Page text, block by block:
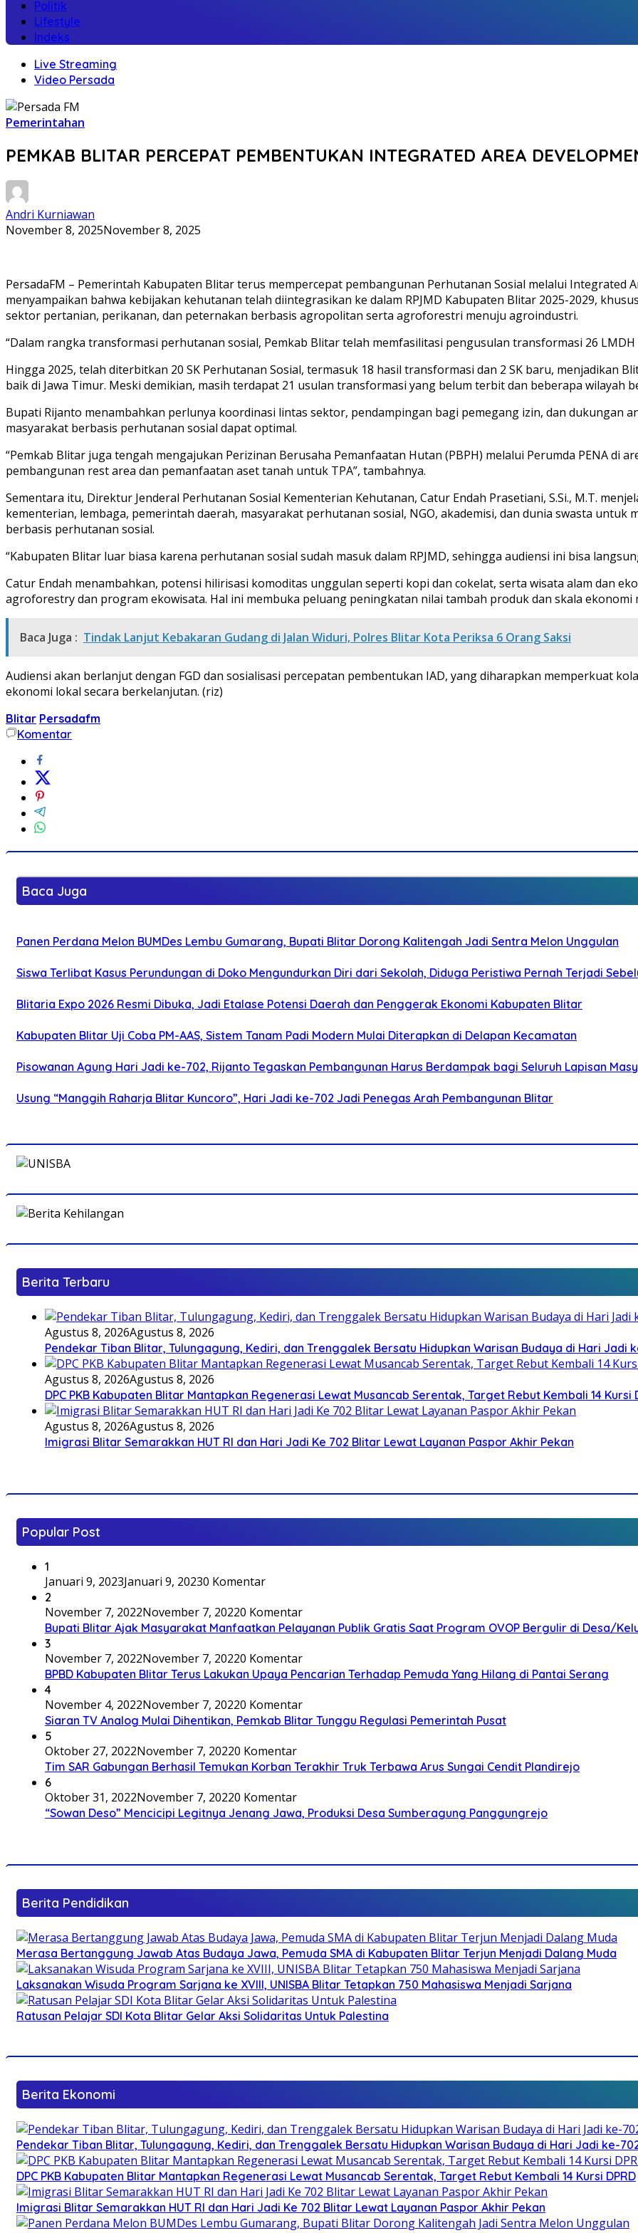
Politik
Lifestyle
Indeks
Live Streaming
Video Persada
Pemerintahan
PEMKAB BLITAR PERCEPAT PEMBENTUKAN INTEGRATED AREA
Andri Kurniawan
November 8, 2025November 8, 2025
PersadaFM – Pemerintah Kabupaten Blitar terus mempercepat pembangunan Perhutanan Sosial melalui Integrated
menyampaikan bahwa kebijakan kehutanan telah diintegrasikan ke dalam RPJMD Kabupaten Blitar 2025-2029,
sektor pertanian, perikanan, dan peternakan berbasis agropolitan serta agroforestri menuju agroindustri.
“Dalam rangka transformasi perhutanan sosial, Pemkab Blitar telah memfasilitasi pengusulan transformasi 26 LMDH
Hingga 2025, telah diterbitkan 20 SK Perhutanan Sosial, termasuk 18 hasil transformasi dan 2 SK baru, menjadikan
baik di Jawa Timur. Meski demikian, masih terdapat 21 usulan transformasi yang belum terbit dan beberapa wilayah
Bupati Rijanto menambahkan perlunya koordinasi lintas sektor, pendampingan bagi pemegang izin, dan dukungan
masyarakat berbasis perhutanan sosial dapat optimal.
“Pemkab Blitar juga tengah mengajukan Perizinan Berusaha Pemanfaatan Hutan (PBPH) melalui Perumda PENA di
pembangunan rest area dan pemanfaatan aset tanah untuk TPA”, tambahnya.
Sementara itu, Direktur Jenderal Perhutanan Sosial Kementerian Kehutanan, Catur Endah Prasetiani, S.Si., M.T.
kementerian, lembaga, pemerintah daerah, masyarakat perhutanan sosial, NGO, akademisi, dan dunia swasta
berbasis perhutanan sosial.
“Kabupaten Blitar luar biasa karena perhutanan sosial sudah masuk dalam RPJMD, sehingga audiensi ini bisa
Catur Endah menambahkan, potensi hilirisasi komoditas unggulan seperti kopi dan cokelat, serta wisata alam dan
agroforestry dan program ekowisata. Hal ini membuka peluang peningkatan nilai tambah produk dan skala
Baca Juga : Tindak Lanjut Kebakaran Gudang di Jalan Widuri, Polres Blitar Kota Periksa 6 Orang Saksi
Audiensi akan berlanjut dengan FGD dan sosialisasi percepatan pembentukan IAD, yang diharapkan memperkuat
ekonomi lokal secara berkelanjutan. (riz)
Blitar Persadafm
Komentar
Baca Juga
Panen Perdana Melon BUMDes Lembu Gumarang, Bupati Blitar Dorong Kalitengah Jadi Sentra Melon Unggulan
Siswa Terlibat Kasus Perundungan di Doko Mengundurkan Diri dari Sekolah, Diduga Peristiwa Pernah Terjadi
Blitaria Expo 2026 Resmi Dibuka, Jadi Etalase Potensi Daerah dan Penggerak Ekonomi Kabupaten Blitar
Kabupaten Blitar Uji Coba PM-AAS, Sistem Tanam Padi Modern Mulai Diterapkan di Delapan Kecamatan
Pisowanan Agung Hari Jadi ke-702, Rijanto Tegaskan Pembangunan Harus Berdampak bagi Seluruh Lapisan
Usung “Manggih Raharja Blitar Kuncoro”, Hari Jadi ke-702 Jadi Penegas Arah Pembangunan Blitar
Berita Terbaru
Agustus 8, 2026Agustus 8, 2026
Pendekar Tiban Blitar, Tulungagung, Kediri, dan Trenggalek Bersatu Hidupkan Warisan Budaya di Hari Jadi
Agustus 8, 2026Agustus 8, 2026
DPC PKB Kabupaten Blitar Mantapkan Regenerasi Lewat Musancab Serentak, Target Rebut Kembali 14 Kursi
Agustus 8, 2026Agustus 8, 2026
Imigrasi Blitar Semarakkan HUT RI dan Hari Jadi Ke 702 Blitar Lewat Layanan Paspor Akhir Pekan
Popular Post
1
Januari 9, 2023Januari 9, 20230 Komentar
2
November 7, 2022November 7, 20220 Komentar
Bupati Blitar Ajak Masyarakat Manfaatkan Pelayanan Publik Gratis Saat Program OVOP Bergulir di Desa/
3
November 7, 2022November 7, 20220 Komentar
BPBD Kabupaten Blitar Terus Lakukan Upaya Pencarian Terhadap Pemuda Yang Hilang di Pantai Serang
4
November 4, 2022November 7, 20220 Komentar
Siaran TV Analog Mulai Dihentikan, Pemkab Blitar Tunggu Regulasi Pemerintah Pusat
5
Oktober 27, 2022November 7, 20220 Komentar
Tim SAR Gabungan Berhasil Temukan Korban Terakhir Truk Terbawa Arus Sungai Cendit Plandirejo
6
Oktober 31, 2022November 7, 20220 Komentar
“Sowan Deso” Mencicipi Legitnya Jenang Jawa, Produksi Desa Sumberagung Panggungrejo
Berita Pendidikan
Merasa Bertanggung Jawab Atas Budaya Jawa, Pemuda SMA di Kabupaten Blitar Terjun Menjadi Dalang Muda
Laksanakan Wisuda Program Sarjana ke XVIII, UNISBA Blitar Tetapkan 750 Mahasiswa Menjadi Sarjana
Ratusan Pelajar SDI Kota Blitar Gelar Aksi Solidaritas Untuk Palestina
Berita Ekonomi
Pendekar Tiban Blitar, Tulungagung, Kediri, dan Trenggalek Bersatu Hidupkan Warisan Budaya di Hari Jadi ke-
DPC PKB Kabupaten Blitar Mantapkan Regenerasi Lewat Musancab Serentak, Target Rebut Kembali 14 Kursi DPRD
Imigrasi Blitar Semarakkan HUT RI dan Hari Jadi Ke 702 Blitar Lewat Layanan Paspor Akhir Pekan